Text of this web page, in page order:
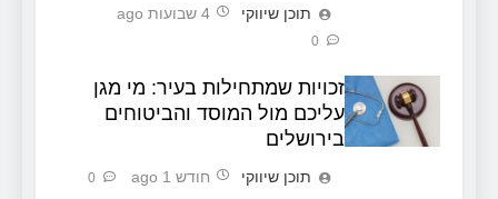
תוכן שיווקי 4 שבועות ago
0
זכויות שמתחילות בעיר: מי מגן
עליכם מול המוסד והביטוחים
בירושלים
תוכן שיווקי חודש 1 ago 0